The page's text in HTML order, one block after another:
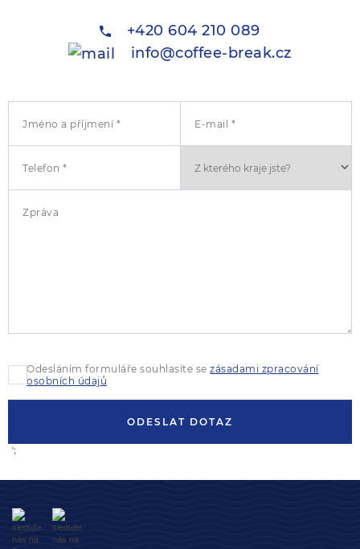
+420 604 210 089
info@coffee-break.cz
Jméno a příjmení * E-mail *
Telefon *
Zpráva
Odesláním formuláře souhlasíte se zásadami zpracování
osobních údajů
ODESLAT DOTAZ
';